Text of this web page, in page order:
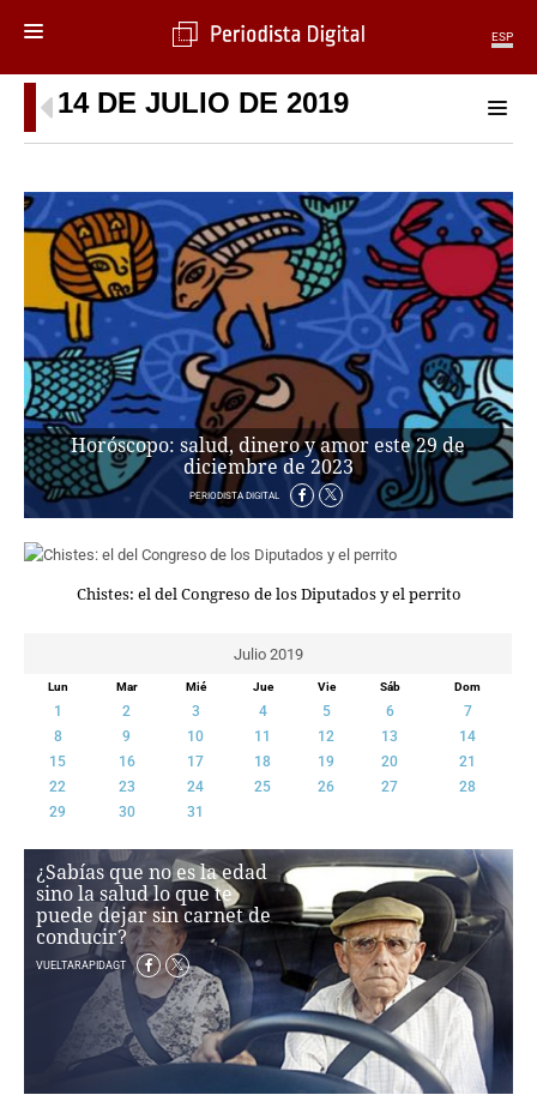
ESP
MENÚ
SECCIONES
MUNDO
PERIODISMO
ECONOMÍA
DEPORTES
CIENCIA
TECNOLOGÍA
CULTURA
TELEVISIÓN
GENTE
MAGAZINE
MOTOR
EXPERTOS
SALUD
ESCAPARATE
24X7
LA BURBUJA
DIRECTORIOS
LO ÚLTIMO
BLOGS
VÍDEOS
TEMAS
14 DE JULIO DE 2019
Horóscopo: salud, dinero y amor este 29 de
diciembre de 2023
PERIODISTA DIGITAL
Chistes: el del Congreso de los Diputados y el perrito
Julio 2019
Lun Mar Mié Jue Vie Sáb Dom
1 2 3 4 5 6
7
8
9 10 11 12 13
14
15
16 17 18 19 20
21
22
23 24 25 26 27
28
29
30 31
¿Sabías que no es la edad
sino la salud lo que te
puede dejar sin carnet de
conducir?
VUELTARAPIDAGT